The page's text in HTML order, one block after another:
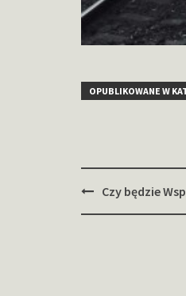
OPUBLIKOWANE W
Zobacz
wpisy
Czy będzie